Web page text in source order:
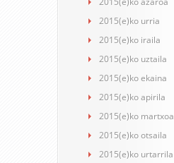
2015(e)ko urria
2015(e)ko iraila
2015(e)ko uztaila
2015(e)ko ekaina
2015(e)ko apirila
2015(e)ko martxoa
2015(e)ko otsaila
2015(e)ko urtarrila